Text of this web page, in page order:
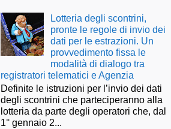
Lotteria degli scontrini,
pronte le regole di invio dei
dati per le estrazioni. Un
provvedimento fissa le
modalità di dialogo tra
registratori telematici e Agenzia
Definite le istruzioni per l’invio dei dati
degli scontrini che parteciperanno alla
lotteria da parte degli operatori che, dal
1° gennaio 2...